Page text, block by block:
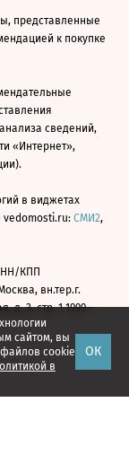
сайтом, вы
cookie
в
ОК
представленные
к покупке
сведений,
«Интернет»,
в виджетах
vedomosti.ru: СМИ2,
КПП
вн.тер.г.
д. 3, стр. 1 1999—